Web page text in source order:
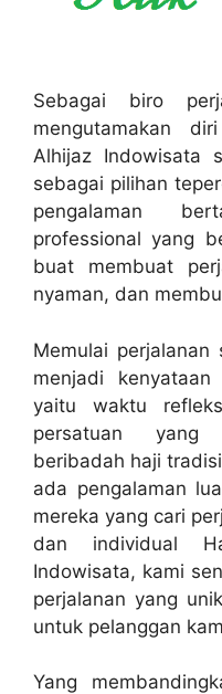
Sebagai biro
mengutamakan
Alhijaz Indowisata
sebagai pilihan
pengalaman
professional yang
buat membuat
nyaman, dan
Memulai
menjadi
yaitu waktu
persatuan yang
beribadah haji
ada pengalaman
mereka yang cari
dan individual
Indowisata, kami
perjalanan yang
untuk pelanggan
Yang